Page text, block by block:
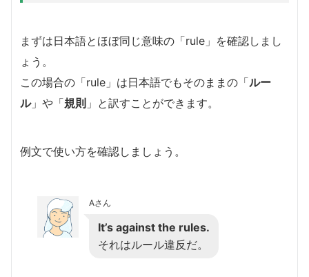
まずは日本語とほぼ同じ意味の「rule」を確認しまし
ょう。
この場合の「rule」は日本語でもそのままの「ルー
ル」や「規則 」と訳すことができます。
例文で使い方を確認しましょう。
Aさん
It’s against the rules.
それはルール違反だ。